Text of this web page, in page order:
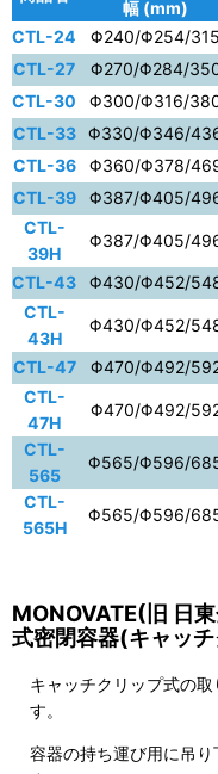
幅 (mm)
CTL-24
Φ240/Φ254/315
CTL-27
Φ270/Φ284/
CTL-30
Φ300/Φ316/
CTL-33
Φ330/Φ346/
CTL-36
Φ360/Φ378/
CTL-39
Φ387/Φ405/
CTL-
39H
Φ387/Φ405/
CTL-43 Φ430/Φ452/
CTL-
43H
Φ430/Φ452/
CTL-47 Φ470/Φ492/
CTL-
47H
Φ470/Φ492/
CTL-
565
Φ565/Φ596/
CTL-
565H
Φ565/Φ596/
MONOVATE(旧 日
式密閉容器(キャッ
キャッチクリップ式の
す。
容器の持ち運び用に吊